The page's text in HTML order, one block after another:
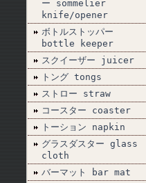
ー sommelier
knife/opener
ボトルストッパー
bottle keeper
スクイーザー juicer
トング tongs
ストロー straw
コースター coaster
トーション napkin
グラスダスター glass
cloth
バーマット bar mat